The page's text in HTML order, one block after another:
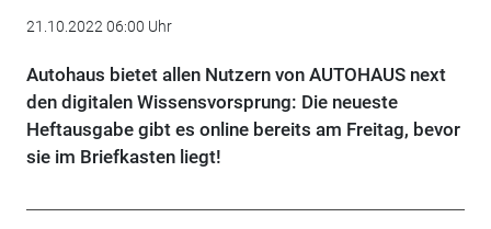
21.10.2022 06:00 Uhr
Autohaus bietet allen Nutzern von AUTOHAUS next
den digitalen Wissensvorsprung: Die neueste
Heftausgabe gibt es online bereits am Freitag, bevor
sie im Briefkasten liegt!